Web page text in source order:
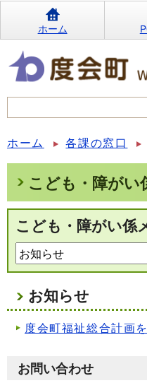
ホーム
ホーム 各課の窓口
こども・障がい
こども・障がい係
お知らせ
度会町福祉総合計画
お問い合わせ